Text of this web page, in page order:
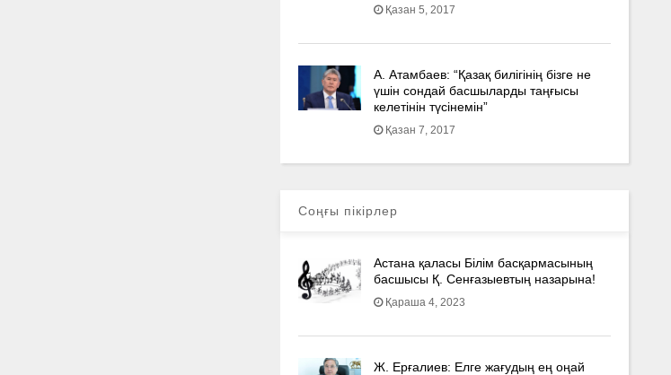
Қазан 5, 2017
А. Атамбаев: “Қазақ билігінің бізге не
үшін сондай басшыларды таңғысы
келетінін түсінемін”
Қазан 7, 2017
Соңғы пікірлер
Астана қаласы Білім басқармасының
басшысы Қ. Сенғазыевтың назарына!
Қараша 4, 2023
Ж. Ерғалиев: Елге жағудың ең оңай